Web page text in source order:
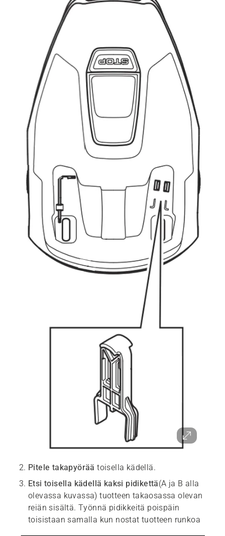
Pitele takapyörää toisella kädellä.
Etsi toisella kädellä kaksi pidikettä(A ja B alla
olevassa kuvassa) tuotteen takaosassa olevan
reiän sisältä. Työnnä pidikkeitä poispäin
toisistaan samalla kun nostat tuotteen runkoa